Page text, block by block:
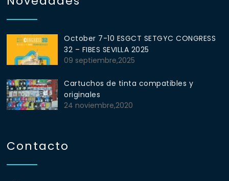
October 7-10 ESGCT SETGYC CONGRESS
32 – FIBES SEVILLA 2025
09 septiembre,2025
Cartuchos de tinta compatibles y
originales
24 noviembre,2020
Contacto